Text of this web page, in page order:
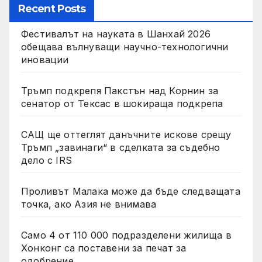
Recent Posts
Фестивалът на науката в Шанхай 2026
обещава вълнуващи научно-технологични
иновации
Тръмп подкрепя Пакстън над Корнин за
сенатор от Тексас в шокираща подкрепа
САЩ ще оттеглят данъчните искове срещу
Тръмп „завинаги“ в сделката за съдебно
дело с IRS
Проливът Малака може да бъде следващата
точка, ако Азия не внимава
Само 4 от 110 000 подразделени жилища в
Хонконг са поставени за печат за